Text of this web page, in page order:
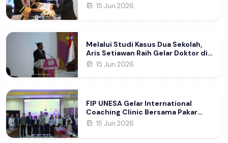
melalui Riset Pembentukan
15 Jun 2026
Melalui Studi Kasus Dua Sekolah,
Aris Setiawan Raih Gelar Doktor di
FIP UNESA Usai Kupas Manajemen
15 Jun 2026
FIP UNESA Gelar International
Coaching Clinic Bersama Pakar
Khon Kaen University Thailand,
Ilmiah Internasional dukung SDG 4
15 Jun 2026